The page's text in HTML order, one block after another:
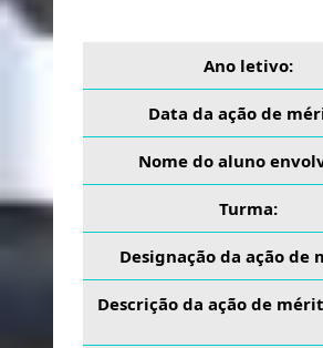
Ano letivo:
Data da ação de
Nome do aluno
Turma:
Designação da ação de
Descrição da ação de